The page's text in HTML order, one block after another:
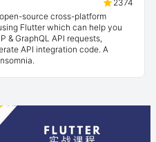
2374
source cross-platform
Flutter which can help you
& GraphQL API requests,
API integration code. A